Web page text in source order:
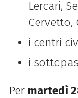
Lercari,
Cervetto,
i centri
i
Per martedì